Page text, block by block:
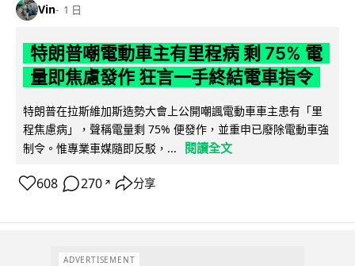
Vin 1 日
特朗普嘲電動車主有里程病 剩 75% 電
量即焦慮發作 狂言一手終結電車指令
特朗普在拉斯維加斯造勢大會上公開嘲諷電動車車主患有「里
程焦慮病」，聲稱電量剩 75% 便發作，並重申已廢除電動車強
制令。惟專業車媒隨即反駁，...
閱讀全文
608 270 ↗ 分享
ADVERTISEMENT